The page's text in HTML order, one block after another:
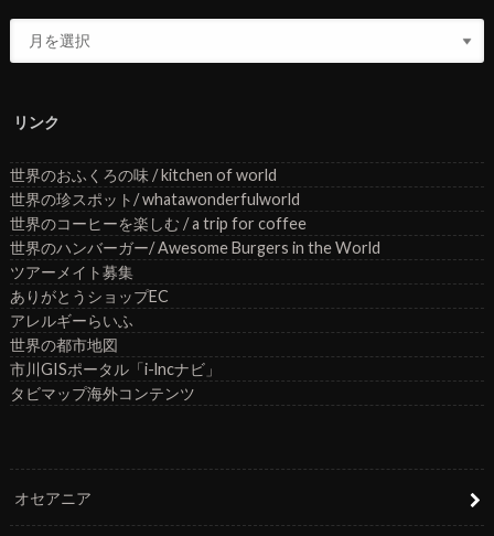
リンク
世界のおふくろの味 / kitchen of world
世界の珍スポット/ whatawonderfulworld
世界のコーヒーを楽しむ / a trip for coffee
世界のハンバーガー/ Awesome Burgers in the World
ツアーメイト募集
ありがとうショップEC
アレルギーらいふ
世界の都市地図
市川GISポータル「i-lncナビ」
タビマップ海外コンテンツ
オセアニア